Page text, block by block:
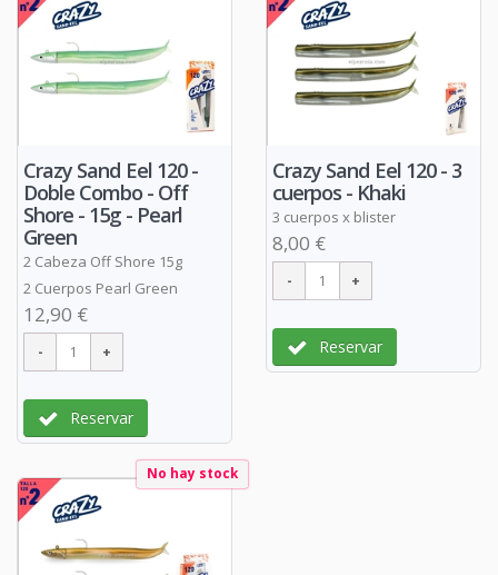
Crazy Sand Eel 120 -
Doble Combo - Off
Shore - 15g - Pearl
Green
2 Cabeza Off Shore 15g
2 Cuerpos Pearl Green
12,90 €
Reservar
Crazy Sand Eel 120 - 3
cuerpos - Khaki
3 cuerpos x blister
8,00 €
Reservar
No hay stock